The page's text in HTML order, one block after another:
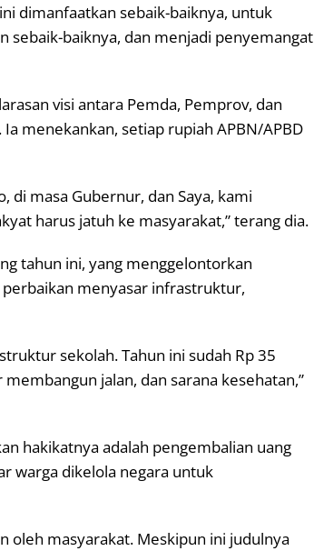
dimanfaatkan sebaik-baiknya, untuk
sebaik-baiknya, dan menjadi penyemangat
visi antara Pemda, Pemprov, dan
menekankan, setiap rupiah APBN/APBD
di masa Gubernur, dan Saya, kami
harus jatuh ke masyarakat,” terang dia.
tahun ini, yang menggelontorkan
menyasar infrastruktur,
sekolah. Tahun ini sudah Rp 35
jalan, dan sarana kesehatan,”
hakikatnya adalah pengembalian uang
warga dikelola negara untuk
oleh masyarakat. Meskipun ini judulnya